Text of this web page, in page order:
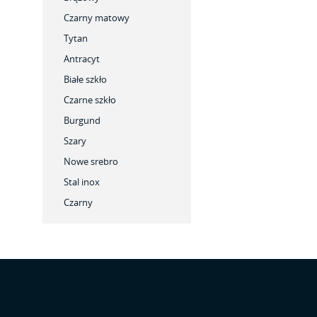
Czarny matowy
Tytan
Antracyt
Białe szkło
Czarne szkło
Burgund
Szary
Nowe srebro
Stal inox
Czarny